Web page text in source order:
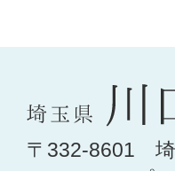
〒332-8601 埼